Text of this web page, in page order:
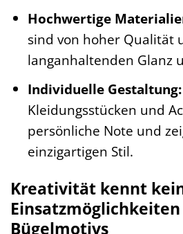
Hochwertige
sind von hoher Qualität
langanhaltenden Glanz
Individuelle Gestaltung:
Kleidungsstücken und
persönliche Note und
einzigartigen Stil.
Kreativität kennt
Bügelmotivs